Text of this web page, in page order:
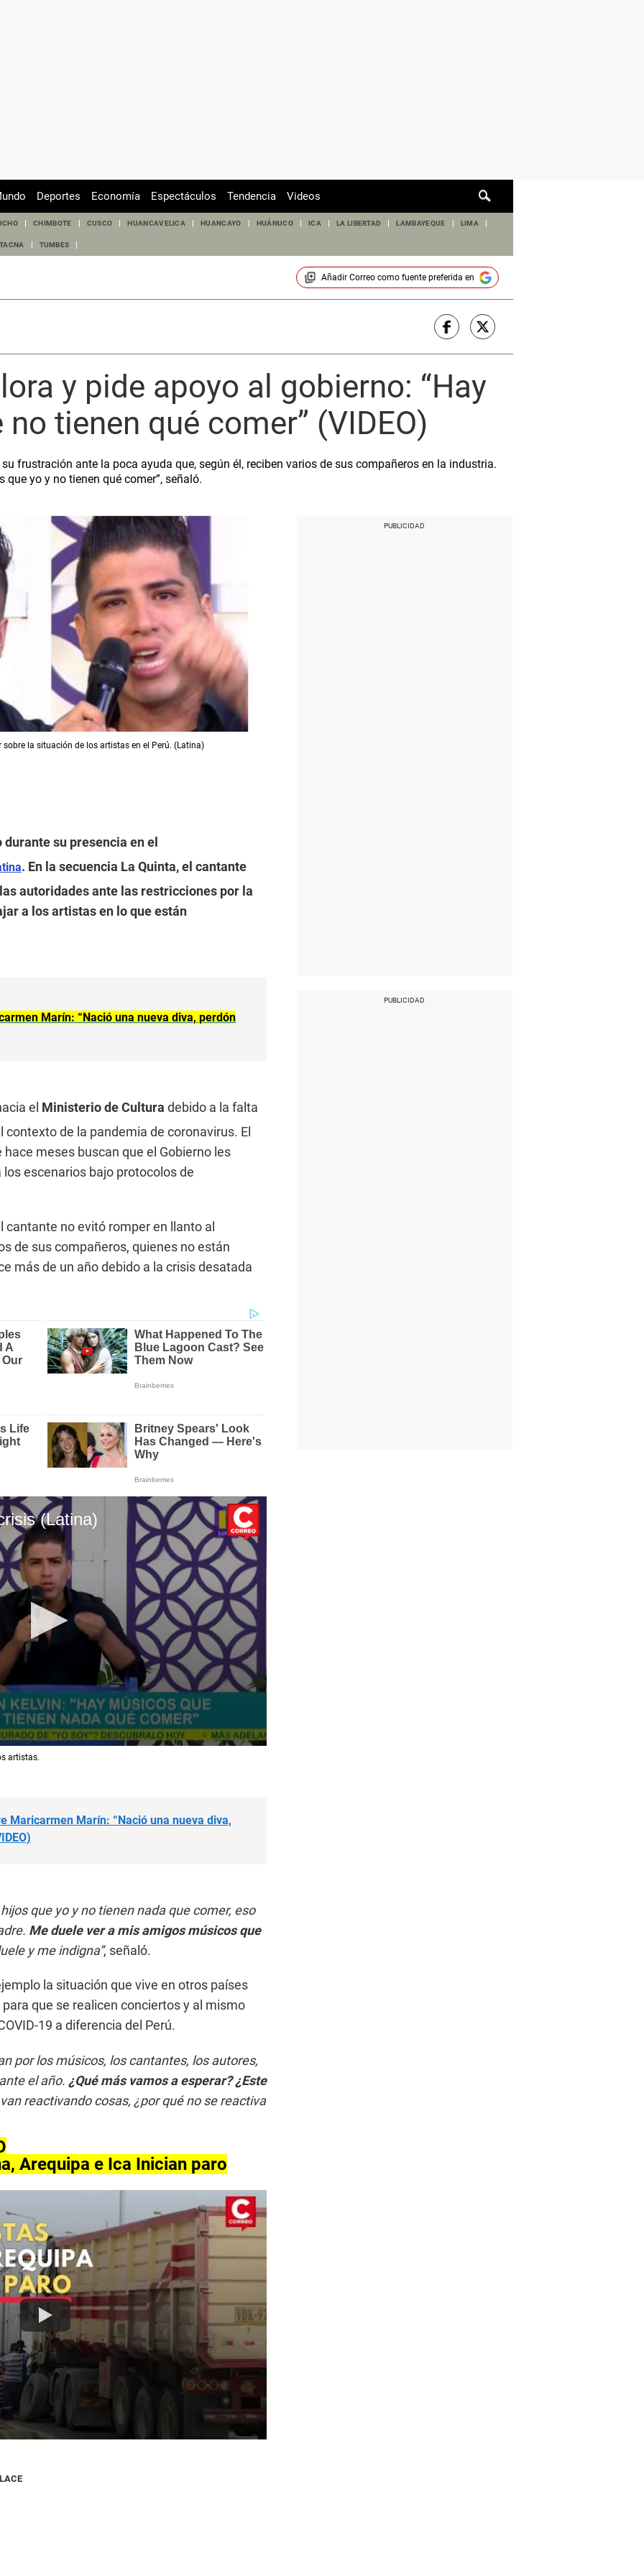
de
Deportes Economía Espectáculos Tendencia Videos
CHIMBOTE CUSCO HUANCAVELICA HUANCAYO HUÁNUCO ICA LA LIBERTAD LAMBAYEQUE LIMA
TACNA TUMBES
Añadir Correocomo fuente preferida en
y pide apoyo al gobierno: “Hay
tienen qué comer” (VIDEO)
frustración ante la poca ayuda que, según él, reciben varios de sus compañeros en la industria.
yo y no tienen qué comer”, señaló.
la situación de los artistas en el Perú. (Latina)
su presencia en el
. En la secuencia La Quinta, el cantante
autoridades ante las restricciones por la
a los artistas en lo que están
Marín: “Nació una nueva diva, perdón
el Ministerio de Cultura debido a la falta
de la pandemia de coronavirus. El
meses buscan que el Gobierno les
escenarios bajo protocolos de
no evitó romper en llanto al
de sus compañeros, quienes no están
más de un año debido a la crisis desatada
(Latina)
artistas.
Maricarmen Marín: “Nació una nueva diva,
que yo y no tienen nada que comer, eso
Me duele ver a mis amigos músicos que
y me indigna”, señaló.
la situación que vive en otros países
que se realicen conciertos y al mismo
19 a diferencia del Perú.
por los músicos, los cantantes, los autores,
el año. ¿Qué más vamos a esperar? ¿Este
reactivando cosas, ¿por qué no se reactiva
Arequipa e Ica Inician paro